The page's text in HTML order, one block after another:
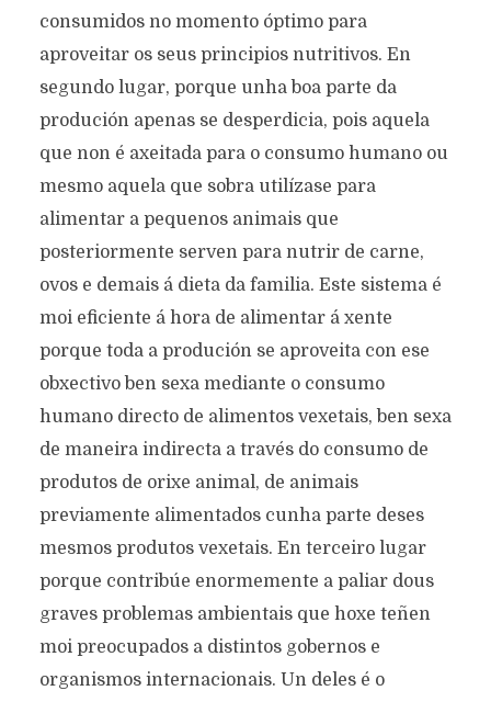
consumidos no momento óptimo para
aproveitar os seus principios nutritivos. En
segundo lugar, porque unha boa parte da
produción apenas se desperdicia, pois aquela
que non é axeitada para o consumo humano ou
mesmo aquela que sobra utilízase para
alimentar a pequenos animais que
posteriormente serven para nutrir de carne,
ovos e demais á dieta da familia. Este sistema é
moi eficiente á hora de alimentar á xente
porque toda a produción se aproveita con ese
obxectivo ben sexa mediante o consumo
humano directo de alimentos vexetais, ben sexa
de maneira indirecta a través do consumo de
produtos de orixe animal, de animais
previamente alimentados cunha parte deses
mesmos produtos vexetais. En terceiro lugar
porque contribúe enormemente a paliar dous
graves problemas ambientais que hoxe teñen
moi preocupados a distintos gobernos e
organismos internacionais. Un deles é o